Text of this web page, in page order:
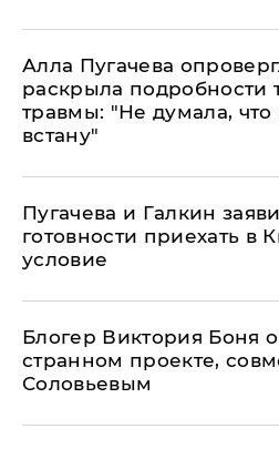
Алла Пугачева
раскрыла подробности
травмы: "Не думала,
встану"
Пугачева и Галкин
готовности приехать в
условие
Блогер Виктория Боня
странном проекте,
Соловьевым